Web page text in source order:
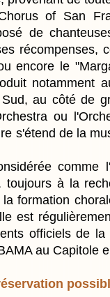
of San
de
récompenses,
encore le
notamment
au côté de
ou
s'étend de la
comme
toujours à la
la formation
est
officiels de la
au Capitole